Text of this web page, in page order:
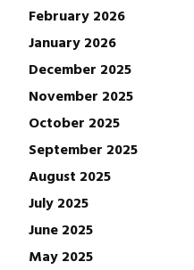
February 2026
January 2026
December 2025
November 2025
October 2025
September 2025
August 2025
July 2025
June 2025
May 2025